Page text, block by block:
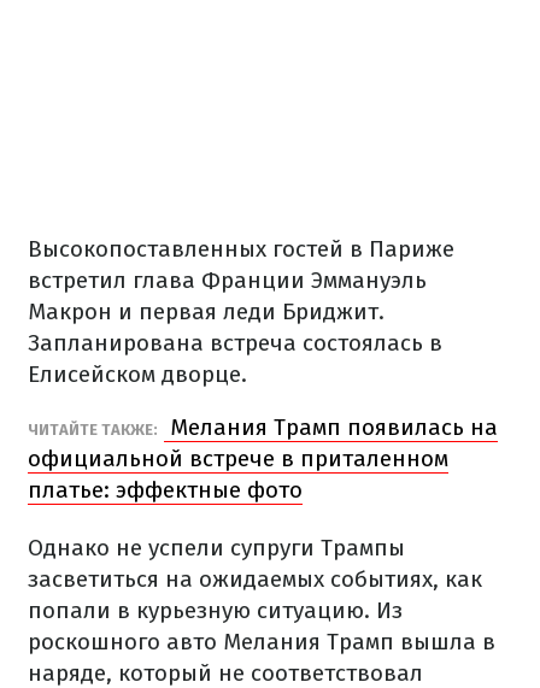
Высокопоставленных гостей в Париже
встретил глава Франции Эммануэль
Макрон и первая леди Бриджит.
Запланирована встреча состоялась в
Елисейском дворце.
ЧИТАЙТЕ ТАКЖЕ:
Мелания Трамп появилась на
официальной встрече в приталенном
платье: эффектные фото
Однако не успели супруги Трампы
засветиться на ожидаемых событиях, как
попали в курьезную ситуацию. Из
роскошного авто Мелания Трамп вышла в
наряде, который не соответствовал